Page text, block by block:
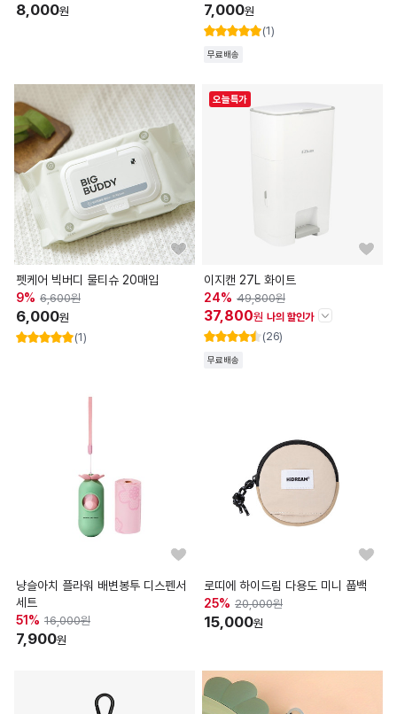
8,000원 7,000원
(1)
무료배송
펫케어 빅버디 물티슈 20매입
9% 6,600원
6,000원
(1)
오늘특가
이지캔 27L 화이트
24% 49,800원
37,800원 나의 할인가
판매가
(26)
무료배송
냥슬아치 플라워 배변봉투 디스펜서
세트
51 % 16,000원
7,900원
로띠에 하이드림 다용도 미니 풉백
25% 20,000원
15,000원